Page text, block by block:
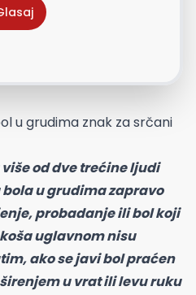
u grudima znak za srčani
od dve trećine ljudi
u grudima zapravo
probadanje ili bol koji
uglavnom nisu
ako se javi bol praćen
u vrat ili levu ruku